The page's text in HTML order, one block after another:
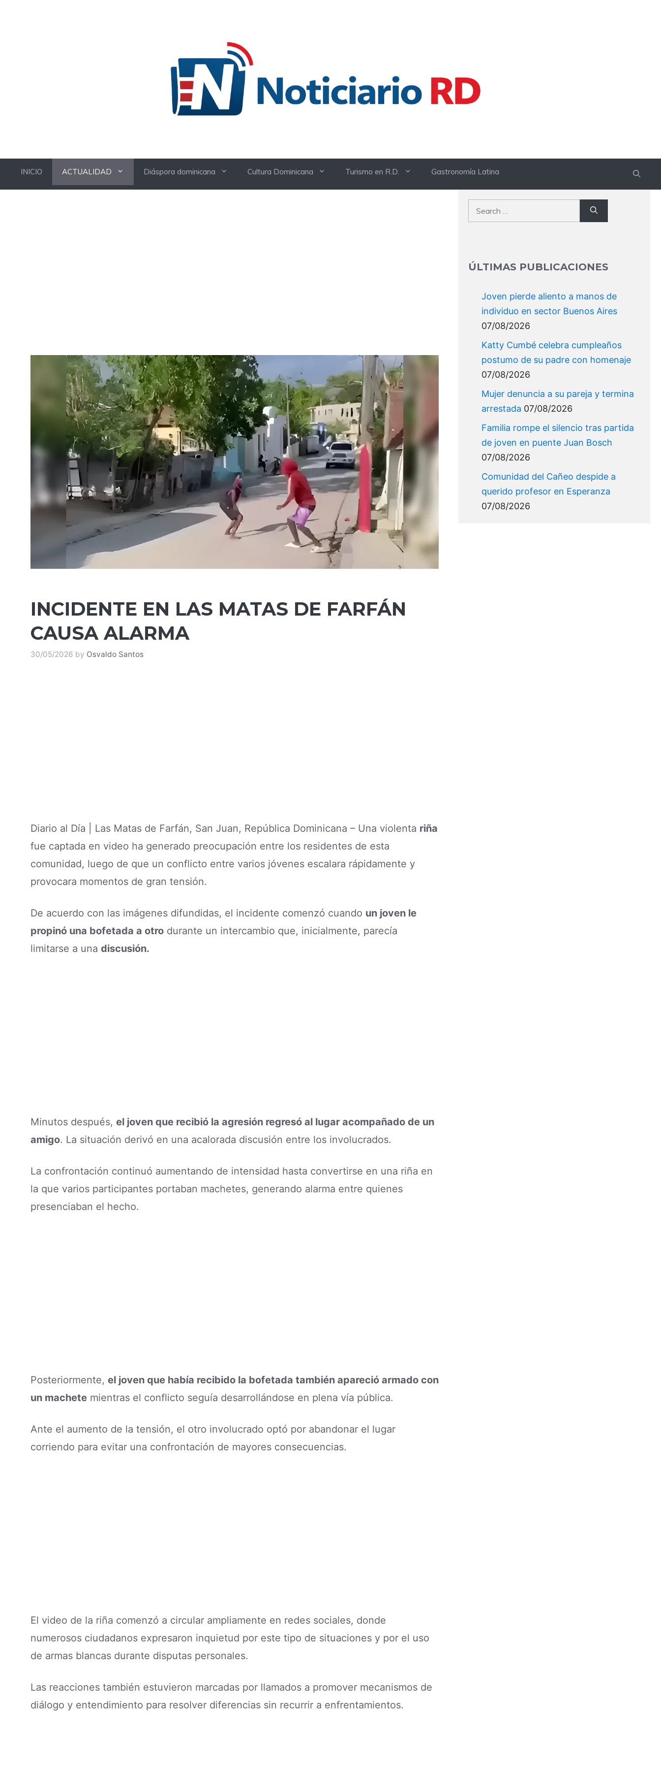
INICIO ACTUALIDAD Diáspora dominicana Cultura Dominicana Turismo en R.D. Gastronomía Latina
INCIDENTE EN LAS MATAS DE FARFÁN
CAUSA ALARMA
30/05/2026 by Osvaldo Santos
Diario al Día | Las Matas de Farfán, San Juan, República Dominicana – Una violenta riña
fue captada en video ha generado preocupación entre los residentes de esta
comunidad, luego de que un conflicto entre varios jóvenes escalara rápidamente y
provocara momentos de gran tensión.
De acuerdo con las imágenes difundidas, el incidente comenzó cuando un joven le
propinó una bofetada a otro durante un intercambio que, inicialmente, parecía
limitarse a una discusión.
Minutos después, el joven que recibió la agresión regresó al lugar acompañado de un
amigo. La situación derivó en una acalorada discusión entre los involucrados.
La confrontación continuó aumentando de intensidad hasta convertirse en una riña en
la que varios participantes portaban machetes, generando alarma entre quienes
presenciaban el hecho.
Posteriormente, el joven que había recibido la bofetada también apareció armado con
un machete mientras el conflicto seguía desarrollándose en plena vía pública.
Ante el aumento de la tensión, el otro involucrado optó por abandonar el lugar
corriendo para evitar una confrontación de mayores consecuencias.
El video de la riña comenzó a circular ampliamente en redes sociales, donde
numerosos ciudadanos expresaron inquietud por este tipo de situaciones y por el uso
de armas blancas durante disputas personales.
Las reacciones también estuvieron marcadas por llamados a promover mecanismos de
diálogo y entendimiento para resolver diferencias sin recurrir a enfrentamientos.
Search
for:
ÚLTIMAS PUBLICACIONES
Joven pierde aliento a manos de
individuo en sector Buenos Aires
07/08/2026
Katty Cumbé celebra cumpleaños
postumo de su padre con homenaje
07/08/2026
Mujer denuncia a su pareja y termina
arrestada 07/08/2026
Familia rompe el silencio tras partida
de joven en puente Juan Bosch
07/08/2026
Comunidad del Cañeo despide a
querido profesor en Esperanza
07/08/2026